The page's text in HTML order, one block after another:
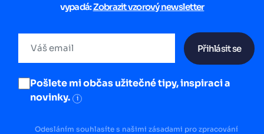
vypadá:Zobrazit vzorový newsletter
Přihlásit se
Pošlete mi občas užitečné tipy, inspiraci a
novinky.
i
Odesláním souhlasíte s našimi zásadami pro zpracování